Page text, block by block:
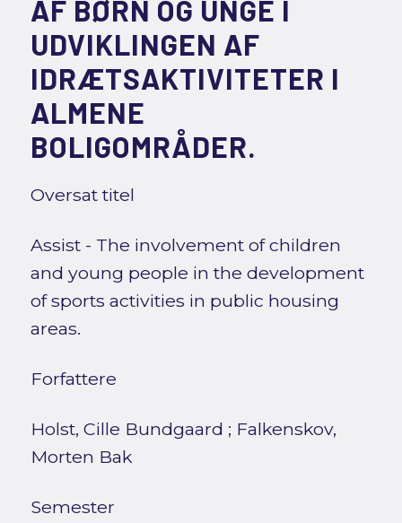
AF BØRN OG UNGE I
UDVIKLINGEN AF
IDRÆTSAKTIVITETER I
ALMENE
BOLIGOMRÅDER.
Oversat titel
Assist - The involvement of children
and young people in the development
of sports activities in public housing
areas.
Forfattere
Holst, Cille Bundgaard ; Falkenskov,
Morten Bak
Semester